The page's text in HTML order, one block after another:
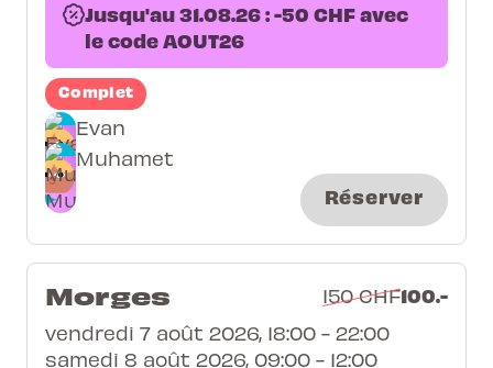
Jusqu'au 31.08.26 : -50 CHF avec
le code AOUT26
Complet
Evan
Muhamet
Réserver
Morges 150 CHF100.-
vendredi 7 août 2026, 18:00 - 22:00
samedi 8 août 2026, 09:00 - 12:00